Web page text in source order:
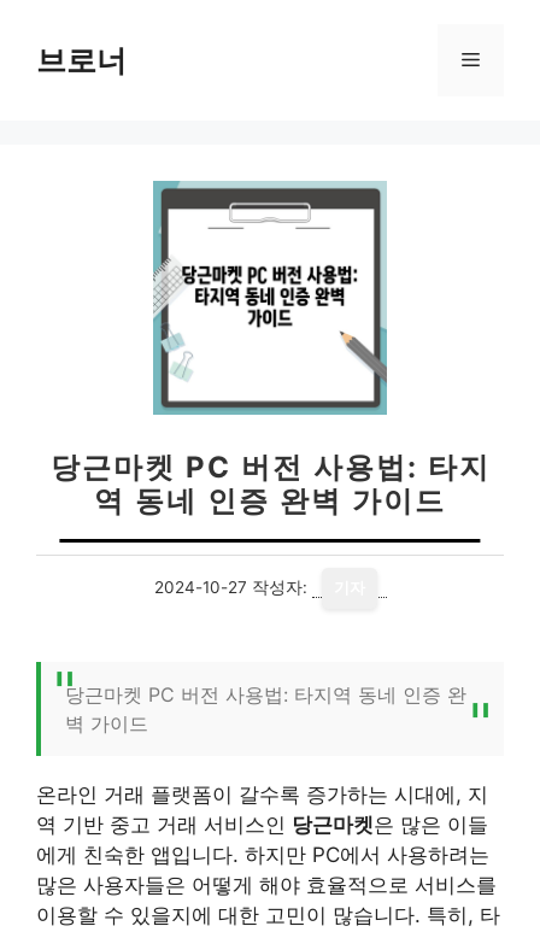
브로너 메
당근마켓 PC 버전 사용법: 타지
역 동네 인증 완벽 가이드
2024-10-27 작성자:
당근마켓 PC 버전 사용법: 타지역 동네 인증 완
벽 가이드
온라인 거래 플랫폼이 갈수록 증가하는 시대에, 지
역 기반 중고 거래 서비스인 당근마켓은 많은 이들
에게 친숙한 앱입니다. 하지만 PC에서 사용하려는
많은 사용자들은 어떻게 해야 효율적으로 서비스를
이용할 수 있을지에 대한 고민이 많습니다. 특히, 타